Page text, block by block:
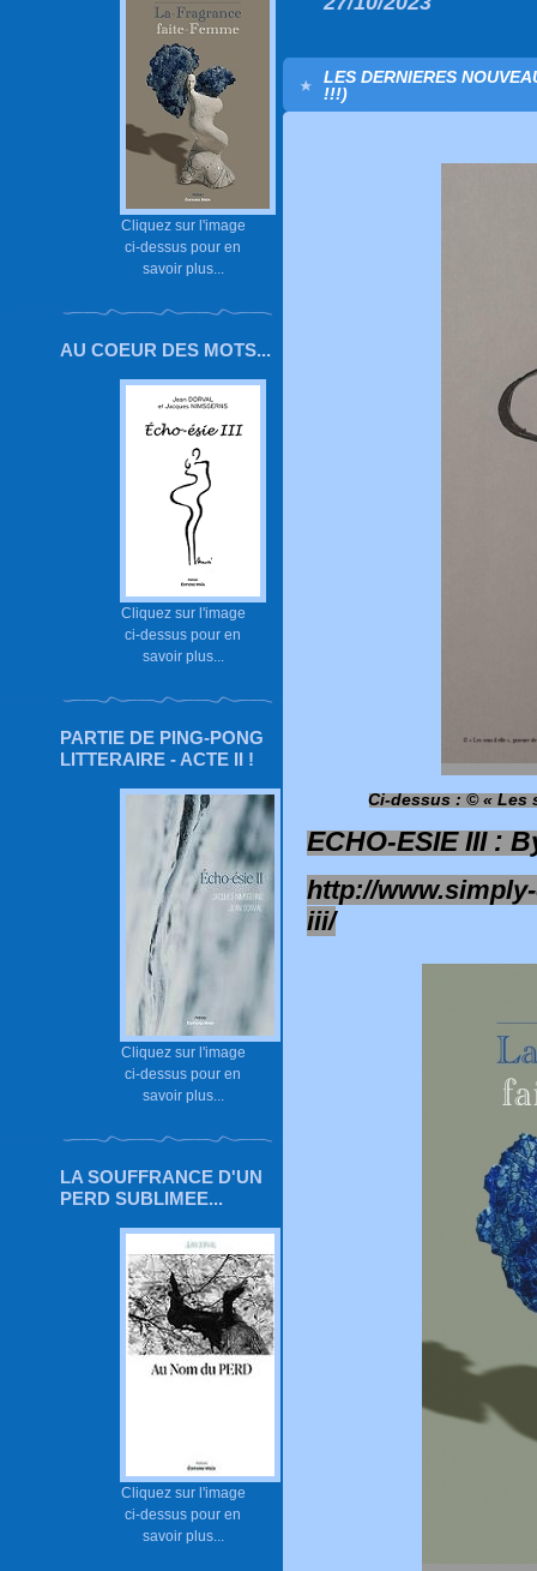
Cliquez sur l'image
ci-dessus pour en
savoir plus...
AU COEUR DES MOTS...
Cliquez sur l'image
ci-dessus pour en
savoir plus...
PARTIE DE PING-PONG
LITTERAIRE - ACTE II !
Cliquez sur l'image
ci-dessus pour en
savoir plus...
LA SOUFFRANCE D'UN
PERD SUBLIMEE...
Cliquez sur l'image
ci-dessus pour en
savoir plus...
LES DERNIERES
!!!)
Ci-dessus : © « Les
ECHO-ESIE III :
http://
iii/